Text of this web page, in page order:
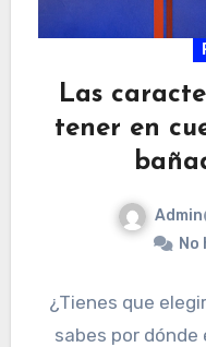
Las
tener en
Admin
¿Tienes que
sabes por dónde